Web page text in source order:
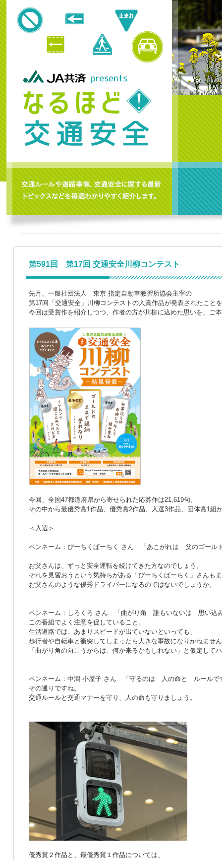
第591回 第17回 交通安全川柳コンテスト
先月、一般社団法人 東京 指定自動車教習所協会主宰の
第17回「交通安全」川柳コンテストの入賞作品が発表されたこと
今回は受賞作を紹介しつつ、作者の方が川柳に込めた思いを、ご
今回、全国47都道府県から寄せられた応募作は21,619句。
その中から最優秀賞1作品、優秀賞2作品、入選3作品、団体賞1組
＜入選＞
ペンネーム：ぴーちくぱーちく さん 「あこがれは 父のゴール
お父さんは、ずっと安全運転を続けてきた方なのでしょう。
それを見習おうという気持ちがある「ぴーちくぱーちく」さんも
お父さんのような優秀ドライバーになるのではないでしょうか。
ペンネーム：しろくろ さん
「曲がり角 誰もいないは 思い込
この番組でよく注意を促していること。
生活道路では、あまりスピードが出ていないといっても、
歩行者や自転車と衝突してしまったら大きな事故になりかねませ
「曲がり角の向こうからは、何か来るかもしれない」と仮定して
ペンネーム：中潟 小屋子 さん 「 守るのは 人の命と ルールで
その通りですね。
交通ルールと交通マナーを守り、人の命も守りましょう。
優秀賞２作品と、最優秀賞１作品については、